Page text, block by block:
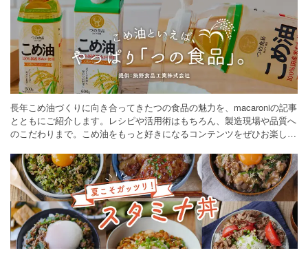
長年こめ油づくりに向き合ってきたつの食品の魅力を、macaroniの記事
とともにご紹介します。レシピや活用術はもちろん、製造現場や品質へ
のこだわりまで。こめ油をもっと好きになるコンテンツをぜひお楽しみ